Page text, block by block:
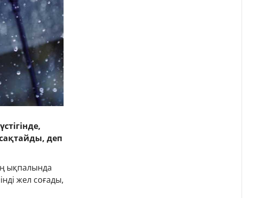
деп
ықпалында
жел соғады,